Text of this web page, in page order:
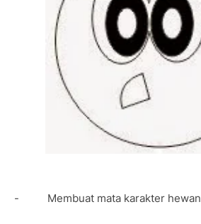
- Membuat mata karakter hewan